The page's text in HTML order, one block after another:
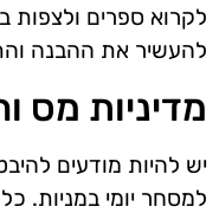
לקרוא ספרים ולצפות
להעשיר את ההבנה
מדיניות מס
יש להיות מודעים
למסחר יומי במניות.